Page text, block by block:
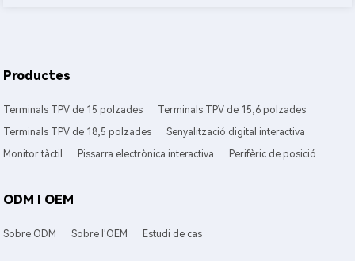
Productes
Terminals TPV de 15 polzades
Terminals TPV de 15,6 polzades
Terminals TPV de 18,5 polzades
Senyalització digital interactiva
Monitor tàctil
Pissarra electrònica interactiva Perifèric de posició
ODM I OEM
Sobre ODM Sobre l'OEM Estudi de cas